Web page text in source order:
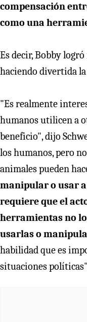
compensación
como una
Es decir, Bobby
haciendo divertida
"Es realmente
humanos utilicen a
beneficio", dijo
los humanos, pero
animales pueden
manipular o usar
requiere que el
herramientas no
usarlas o
habilidad que es
situaciones